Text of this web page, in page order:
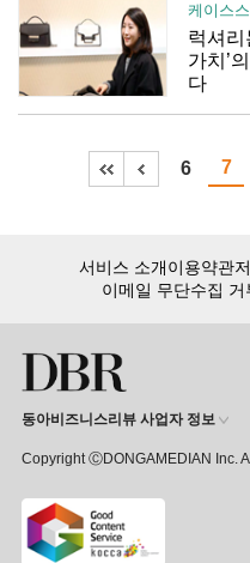
케이스
럭셔리
가치’
다
6 7
서비스 소개이용약관
이메일 무단수집 거
동아비즈니스리뷰 사업자 정보
Copyright ⒸDONGAMEDIAN Inc.